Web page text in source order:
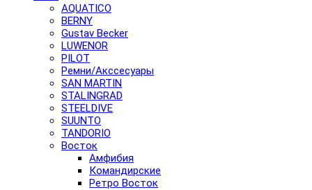
AQUATICO
BERNY
Gustav Becker
LUWENOR
PILOT
Pемни/Акссесуары
SAN MARTIN
STALINGRAD
STEELDIVE
SUUNTO
TANDORIO
Восток
Амфибия
Командирские
Ретро Восток